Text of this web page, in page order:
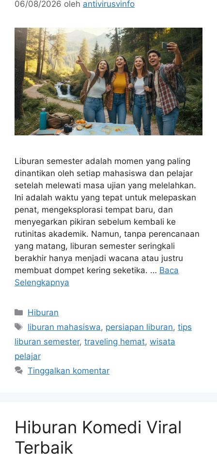
06/08/2026 oleh antivirusvinfo
Liburan semester adalah momen yang paling
dinantikan oleh setiap mahasiswa dan pelajar
setelah melewati masa ujian yang melelahkan.
Ini adalah waktu yang tepat untuk melepaskan
penat, mengeksplorasi tempat baru, dan
menyegarkan pikiran sebelum kembali ke
rutinitas akademik. Namun, tanpa perencanaan
yang matang, liburan semester seringkali
berakhir hanya menjadi wacana atau justru
membuat dompet kering seketika. … Baca
Selengkapnya
Kategori
Hiburan
Tag
liburan mahasiswa, persiapan liburan,tips
liburan semester, traveling hemat, wisata
pelajar
Tinggalkan komentar
Hiburan Komedi Viral
Terbaik